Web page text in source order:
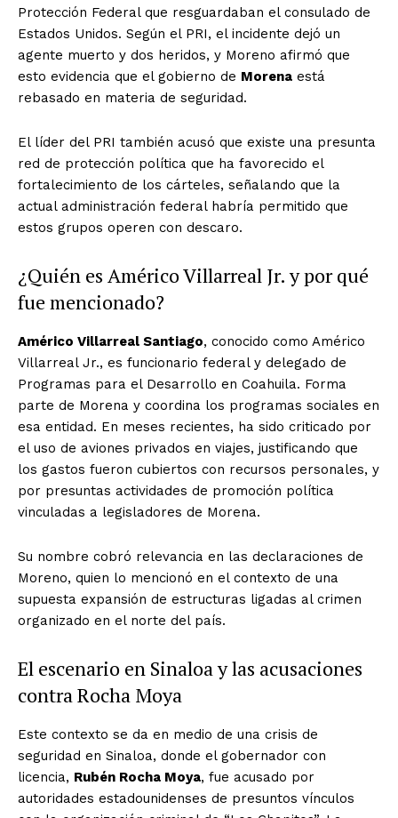
Protección Federal que resguardaban el consulado de
Estados Unidos. Según el PRI, el incidente dejó un
agente muerto y dos heridos, y Moreno afirmó que
esto evidencia que el gobierno de Morena está
rebasado en materia de seguridad.
El líder del PRI también acusó que existe una presunta
red de protección política que ha favorecido el
fortalecimiento de los cárteles, señalando que la
actual administración federal habría permitido que
estos grupos operen con descaro.
¿Quién es Américo Villarreal Jr. y por qué
fue mencionado?
Américo Villarreal Santiago, conocido como Américo
Villarreal Jr., es funcionario federal y delegado de
Programas para el Desarrollo en Coahuila. Forma
parte de Morena y coordina los programas sociales en
esa entidad. En meses recientes, ha sido criticado por
el uso de aviones privados en viajes, justificando que
los gastos fueron cubiertos con recursos personales, y
por presuntas actividades de promoción política
vinculadas a legisladores de Morena.
Su nombre cobró relevancia en las declaraciones de
Moreno, quien lo mencionó en el contexto de una
supuesta expansión de estructuras ligadas al crimen
organizado en el norte del país.
El escenario en Sinaloa y las acusaciones
contra Rocha Moya
Este contexto se da en medio de una crisis de
seguridad en Sinaloa, donde el gobernador con
licencia, Rubén Rocha Moya, fue acusado por
autoridades estadounidenses de presuntos vínculos